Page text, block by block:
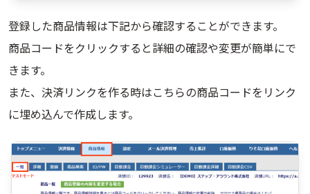
登録した商品情報は下記から確認することができます。
商品コードをクリックすると詳細の確認や変更が簡単にで
きます。
また、決済リンクを作る時はこちらの商品コードをリンク
に埋め込んで作成します。